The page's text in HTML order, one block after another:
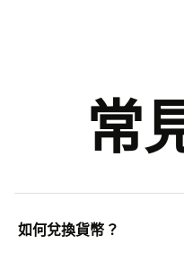
常
如何兌換貨幣？